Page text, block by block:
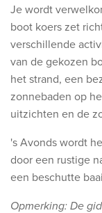
Je wordt
boot koers zet
verschillende
van de gekozen
het strand, een
zonnebaden op
uitzichten en de
's Avonds wordt
door een rustige
een beschutte
Opmerking: De